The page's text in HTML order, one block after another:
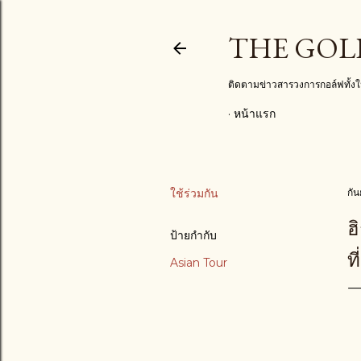
THE
ติดตามข่าวสารวงการกอล์ฟทั้ง
หน้าแรก
ใช้ร่วมกัน
ป้ายกำกับ
Asian Tour
กัน